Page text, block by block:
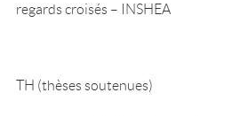
regards croisés – INSHEA
TH (thèses soutenues)